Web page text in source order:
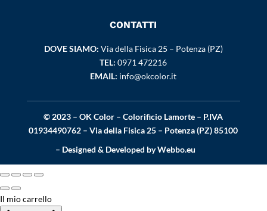
CONTATTI
DOVE SIAMO: Via della Fisica 25 – Potenza (PZ)
TEL: 0971 472216
EMAIL: info@okcolor.it
© 2023 – OK Color – Colorificio Lamorte – P.IVA
01934490762 – Via della Fisica 25 – Potenza (PZ) 85100
– Designed & Developed byWebbo.eu
Il mio carrello